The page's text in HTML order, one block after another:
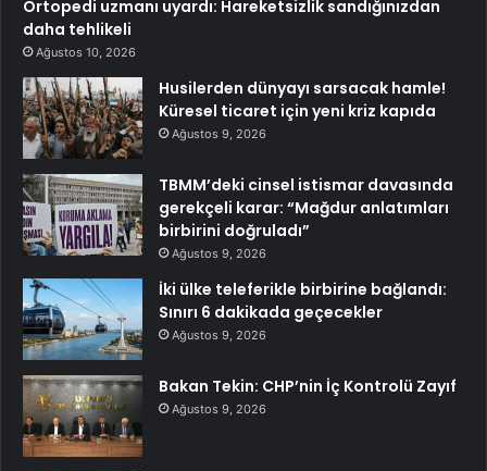
Ortopedi uzmanı uyardı: Hareketsizlik sandığınızdan
daha tehlikeli
Ağustos 10, 2026
Husilerden dünyayı sarsacak hamle!
Küresel ticaret için yeni kriz kapıda
Ağustos 9, 2026
TBMM’deki cinsel istismar davasında
gerekçeli karar: “Mağdur anlatımları
birbirini doğruladı”
Ağustos 9, 2026
İki ülke teleferikle birbirine bağlandı:
Sınırı 6 dakikada geçecekler
Ağustos 9, 2026
Bakan Tekin: CHP’nin İç Kontrolü Zayıf
Ağustos 9, 2026